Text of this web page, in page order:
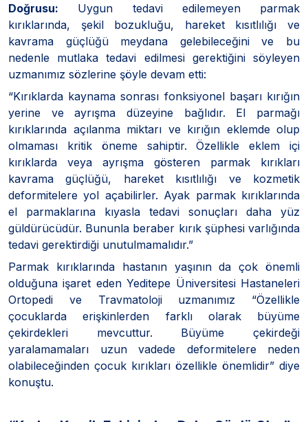
Doğrusu: Uygun tedavi edilemeyen parmak
kırıklarında, şekil bozukluğu, hareket kısıtlılığı ve
kavrama güçlüğü meydana gelebileceğini ve bu
nedenle mutlaka tedavi edilmesi gerektiğini söyleyen
uzmanımız sözlerine şöyle devam etti:
“Kırıklarda kaynama sonrası fonksiyonel başarı kırığın
yerine ve ayrışma düzeyine bağlıdır. El parmağı
kırıklarında açılanma miktarı ve kırığın eklemde olup
olmaması kritik öneme sahiptir. Özellikle eklem içi
kırıklarda veya ayrışma gösteren parmak kırıkları
kavrama güçlüğü, hareket kısıtlılığı ve kozmetik
deformitelere yol açabilirler. Ayak parmak kırıklarında
el parmaklarına kıyasla tedavi sonuçları daha yüz
güldürücüdür. Bununla beraber kırık şüphesi varlığında
tedavi gerektirdiği unutulmamalıdır.”
Parmak kırıklarında hastanın yaşının da çok önemli
olduğuna işaret eden Yeditepe Üniversitesi Hastaneleri
Ortopedi ve Travmatoloji uzmanımız “Özellikle
çocuklarda erişkinlerden farklı olarak büyüme
çekirdekleri mevcuttur. Büyüme çekirdeği
yaralamamaları uzun vadede deformitelere neden
olabileceğinden çocuk kırıkları özellikle önemlidir” diye
konuştu.